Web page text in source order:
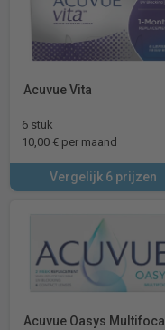
Acuvue Vita
6 stuk
10,00 € per maand
Vergelijk 6 prijzen
Acuvue Oasys Multifocal